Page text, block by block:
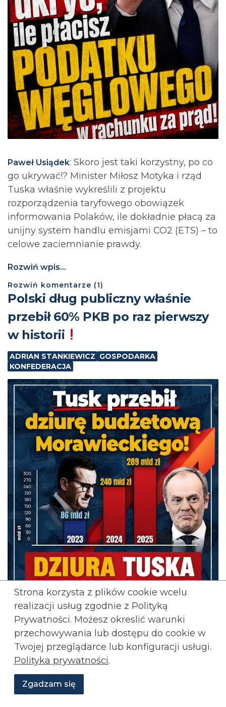
Paweł Usiądek: Skoro jest taki korzystny, po co
go ukrywać!? Minister Miłosz Motyka i rząd
Tuska właśnie wykreślili z projektu
rozporządzenia taryfowego obowiązek
informowania Polaków, ile dokładnie płacą za
unijny system handlu emisjami CO2 (ETS) – to
celowe zaciemnianie prawdy.
Rozwiń wpis...
Rozwiń komentarze (1)
Polski dług publiczny właśnie
przebił 60% PKB po raz pierwszy
w historii
ADRIAN STANKIEWICZ GOSPODARKA
KONFEDERACJA
Adrian Stankiewicz:Za rządów Tuska deficyt
sięgnął 7,3% PKB w 2025, a dług rośnie w
tempie miliardów miesięcznie. W 2026
Strona korzysta z plików cookie wcelu
realizacji usług zgodnie z Polityką
Prywatności. Możesz okreslić warunki
przechowywania lub dostępu do cookie w
Twojej przeglądarce lub konfiguracji usługi.
Polityka prywatności.
Zgadzam się